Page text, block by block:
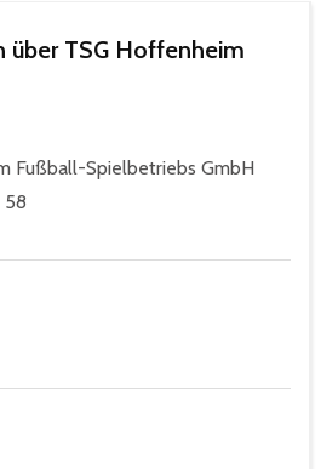
TSG Hoffenheim
Fußball-Spielbetriebs GmbH
58